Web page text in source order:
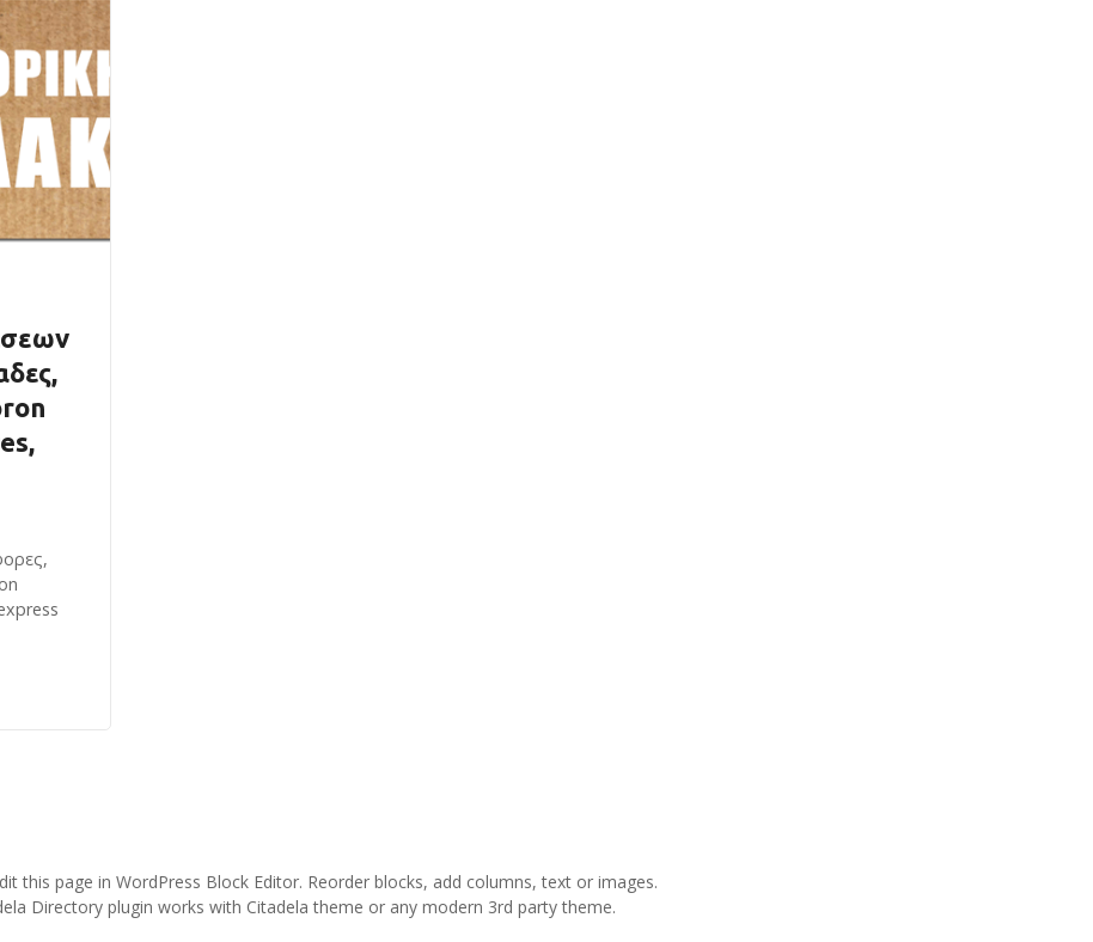
this page in WordPress Block Editor. Reorder blocks, add columns, text or images.
Directory plugin works with Citadela theme or any modern 3rd party theme.